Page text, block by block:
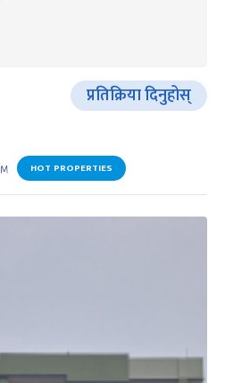
प्रतिक्रिया दिनुहोस्
HOT PROPERTIES